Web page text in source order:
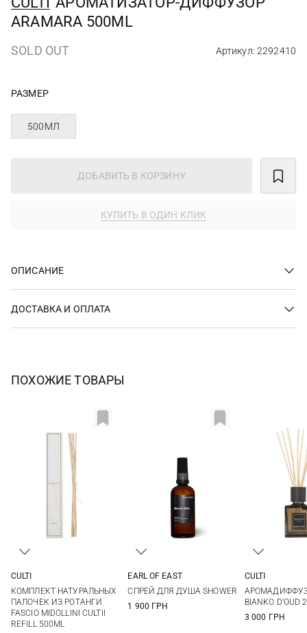
ARAMARA 500ML
SOLD OUT Артикул: 2292410
РАЗМЕР
500МЛ
ДОБАВИТЬ В КОРЗИНУ
КУПИТЬ В ОДИН КЛИК
ОПИСАНИЕ
ДОСТАВКА И ОПЛАТА
ПОХОЖИЕ ТОВАРЫ
CULTI
КОМПЛЕКТ НАТУРАЛЬНЫХ
ПАЛОЧЕК ИЗ РОТАНГИ
FASCIO MIDOLLINI CULTII
REFILL 500ML
EARL OF EAST
CПРЕЙ ДЛЯ ДУША SHOWER
1 900 ГРН
CULTI
BIANKO D'OUD
3 000 ГРН